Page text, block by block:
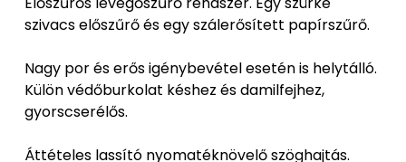
szivacs előszűrő és egy szálerősített papírszűrő.
Nagy por és erős igénybevétel esetén is helytálló.
Külön védőburkolat késhez és damilfejhez,
gyorscserélős.
Áttételes lassító nyomatéknövelő szöghajtás.